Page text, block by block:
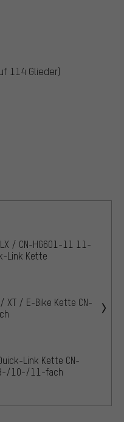
114 Glieder)
/ CN-HG601-11 11-
Link Kette
XT / E-Bike Kette CN-
Link Kette CN-
9-/10-/11-fach